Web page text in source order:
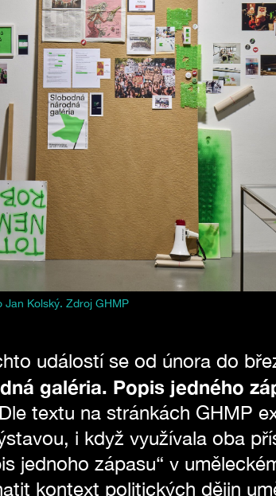
Jan Kolský. Zdroj GHMP
událostí se od února do
galéria. Popis jedného
textu na stránkách GHMP
i když využívala oba
jednoho zápasu“ v
kontext politických dějin